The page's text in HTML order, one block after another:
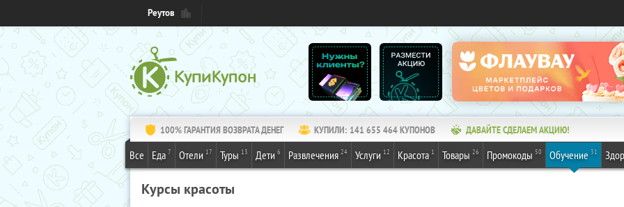
Реутов
100% ГАРАНТИЯ ВОЗВРАТА ДЕНЕГ КУПИЛИ: 141 655 464КУПОНОВ ДАВАЙТЕ СДЕЛАЕМ АКЦИЮ!
Все Еда 7 Отели 17 Туры 13 Дети 6 Развлечения 24 Услуги 12 Красота 1 Товары 26 Промокоды 50 Обучение 31
Курсы красоты